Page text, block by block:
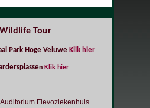
Tour
Park Hoge Veluwe Klik hier
n Klik hier
Flevoziekenhuis